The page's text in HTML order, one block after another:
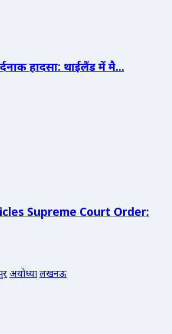
हादसा: थाईलैंड में मै...
Supreme Court Order:
अयोध्यालखनऊ